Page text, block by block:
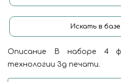
Искать в
Описание В наборе 4
технологии 3д печати.